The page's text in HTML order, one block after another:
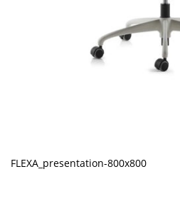
FLEXA_presentation-800x800